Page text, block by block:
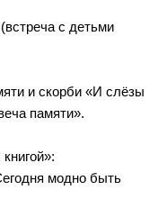
с детьми
и скорби «И слёзы
памяти».
модно быть